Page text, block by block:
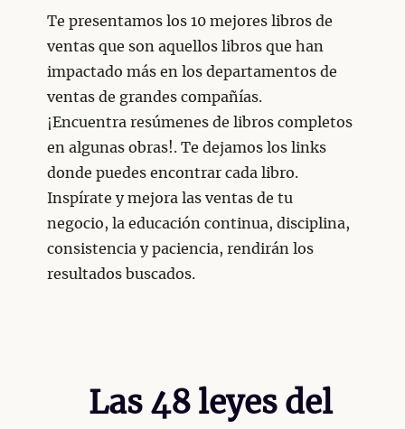
Te presentamos los 10 mejores libros de
ventas que son aquellos libros que han
impactado más en los departamentos de
ventas de grandes compañías.
¡Encuentra resúmenes de libros completos
en algunas obras!. Te dejamos los links
donde puedes encontrar cada libro.
Inspírate y mejora las ventas de tu
negocio, la educación continua, disciplina,
consistencia y paciencia, rendirán los
resultados buscados.
Las 48 leyes del